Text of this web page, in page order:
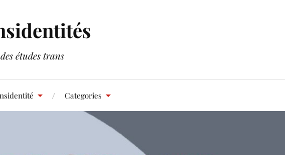
études trans
Categories